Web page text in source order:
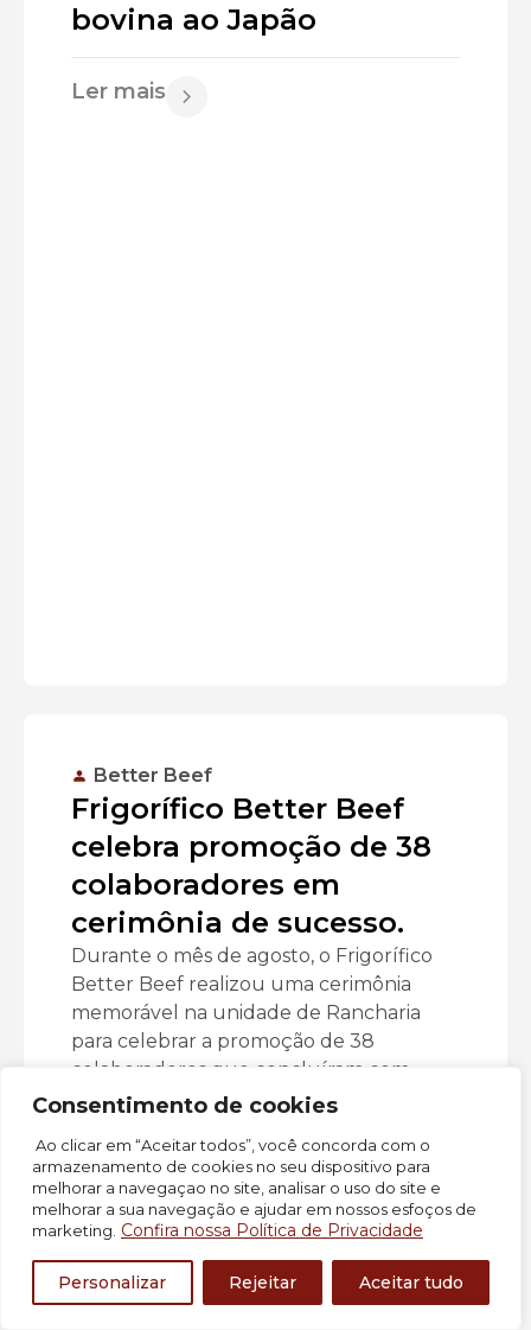
Consentimento de cookies
Ao clicar em “Aceitar todos”, você concorda com o
armazenamento de cookies no seu dispositivo para
melhorar a navegaçao no site, analisar o uso do site e
melhorar a sua navegação e ajudar em nossos esfoços de
marketing. Confira nossa Política de Privacidade
Personalizar Rejeitar Aceitar tudo
bovina ao Japão
Ler mais
Better Beef
Frigorífico Better Beef
celebra promoção de 38
colaboradores em
cerimônia de sucesso.
Durante o mês de agosto, o Frigorífico
Better Beef realizou uma cerimônia
memorável na unidade de Rancharia
para celebrar a promoção de 38
colaboradores que concluíram com
sucesso o nosso primeiro programa de
Ler mais